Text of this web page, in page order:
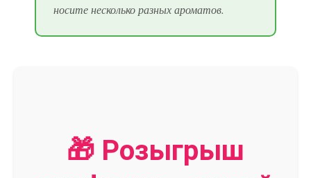
носите несколько разных ароматов.
🎁 Розыгрыш